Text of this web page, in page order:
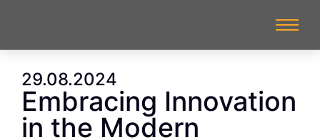
29.08.2024
Embracing Innovation
in the Modern